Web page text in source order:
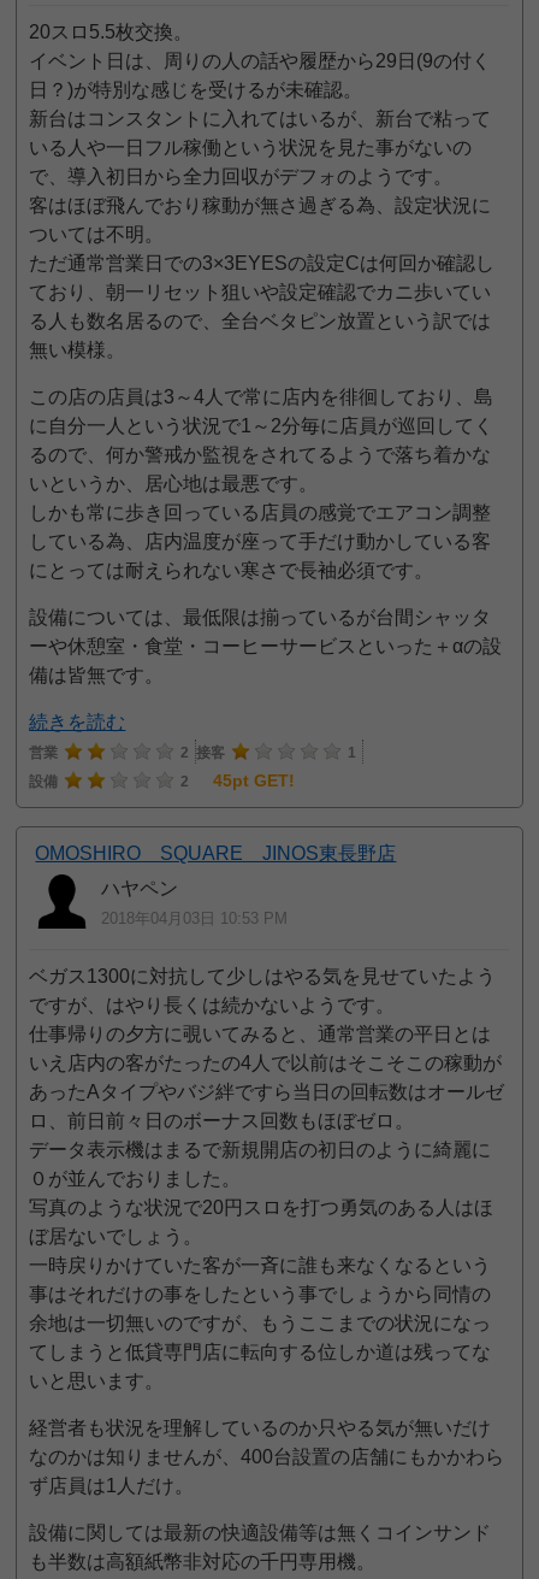
20スロ5.5枚交換。
イベント日は、周りの人の話や履歴から29日(9の付く
日？)が特別な感じを受けるが未確認。
新台はコンスタントに入れてはいるが、新台で粘って
いる人や一日フル稼働という状況を見た事がないの
で、導入初日から全力回収がデフォのようです。
客はほぼ飛んでおり稼動が無さ過ぎる為、設定状況に
ついては不明。
ただ通常営業日での3×3EYESの設定Cは何回か確認し
ており、朝一リセット狙いや設定確認でカニ歩いてい
る人も数名居るので、全台ベタピン放置という訳では
無い模様。
この店の店員は3～4人で常に店内を徘徊しており、島
に自分一人という状況で1～2分毎に店員が巡回してく
るので、何か警戒か監視をされてるようで落ち着かな
いというか、居心地は最悪です。
しかも常に歩き回っている店員の感覚でエアコン調整
している為、店内温度が座って手だけ動かしている客
にとっては耐えられない寒さで長袖必須です。
設備については、最低限は揃っているが台間シャッタ
ーや休憩室・食堂・コーヒーサービスといった＋αの設
備は皆無です。
続きを読む
営業 2 接客
1
設備
2 45pt GET!
OMOSHIRO SQUARE JINOS東長野店
ハヤペン
2018年04月03日 10:53 PM
ベガス1300に対抗して少しはやる気を見せていたよう
ですが、はやり長くは続かないようです。
仕事帰りの夕方に覗いてみると、通常営業の平日とは
いえ店内の客がたったの4人で以前はそこそこの稼動が
あったAタイプやバジ絆ですら当日の回転数はオールゼ
ロ、前日前々日のボーナス回数もほぼゼロ。
データ表示機はまるで新規開店の初日のように綺麗に
０が並んでおりました。
写真のような状況で20円スロを打つ勇気のある人はほ
ぼ居ないでしょう。
一時戻りかけていた客が一斉に誰も来なくなるという
事はそれだけの事をしたという事でしょうから同情の
余地は一切無いのですが、もうここまでの状況になっ
てしまうと低貸専門店に転向する位しか道は残ってな
いと思います。
経営者も状況を理解しているのか只やる気が無いだけ
なのかは知りませんが、400台設置の店舗にもかかわら
ず店員は1人だけ。
設備に関しては最新の快適設備等は無くコインサンド
も半数は高額紙幣非対応の千円専用機。